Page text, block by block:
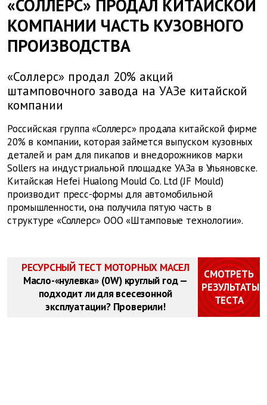
«СОЛЛЕРС» ПРОДАЛ КИТАЙСКОЙ
КОМПАНИИ ЧАСТЬ КУЗОВНОГО
ПРОИЗВОДСТВА
«Соллерс» продал 20% акций
штамповочного завода на УАЗе китайской
компании
Российская группа «Соллерс» продала китайской фирме
20% в компании, которая займется выпуском кузовных
деталей и рам для пикапов и внедорожников марки
Sollers на индустриальной площадке УАЗа в Ульяновске.
Китайская Hefei Hualong Mould Co. Ltd (JF Mould)
производит пресс-формы для автомобильной
промышленности, она получила пятую часть в
структуре «Соллерс» ООО «Штамповые технологии».
РЕСУРСНЫЙ ТЕСТ МОТОРНЫХ МАСЕЛ
Масло-«нулевка» (0W) круглый год —
подходит ли для всесезонной
эксплуатации? Проверили!
СМОТРЕТЬ
РЕЗУЛЬТАТЫ
ТЕСТА